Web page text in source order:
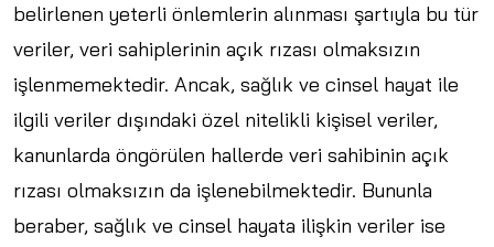
belirlenen yeterli önlemlerin alınması şartıyla bu tür
veriler, veri sahiplerinin açık rızası olmaksızın
işlenmemektedir. Ancak, sağlık ve cinsel hayat ile
ilgili veriler dışındaki özel nitelikli kişisel veriler,
kanunlarda öngörülen hallerde veri sahibinin açık
rızası olmaksızın da işlenebilmektedir. Bununla
beraber, sağlık ve cinsel hayata ilişkin veriler ise